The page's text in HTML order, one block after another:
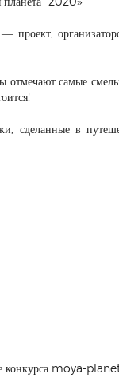
отмечают самые
сделанные в
конкурса moya-